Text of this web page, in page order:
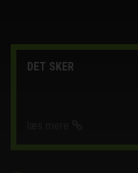
DET SKER